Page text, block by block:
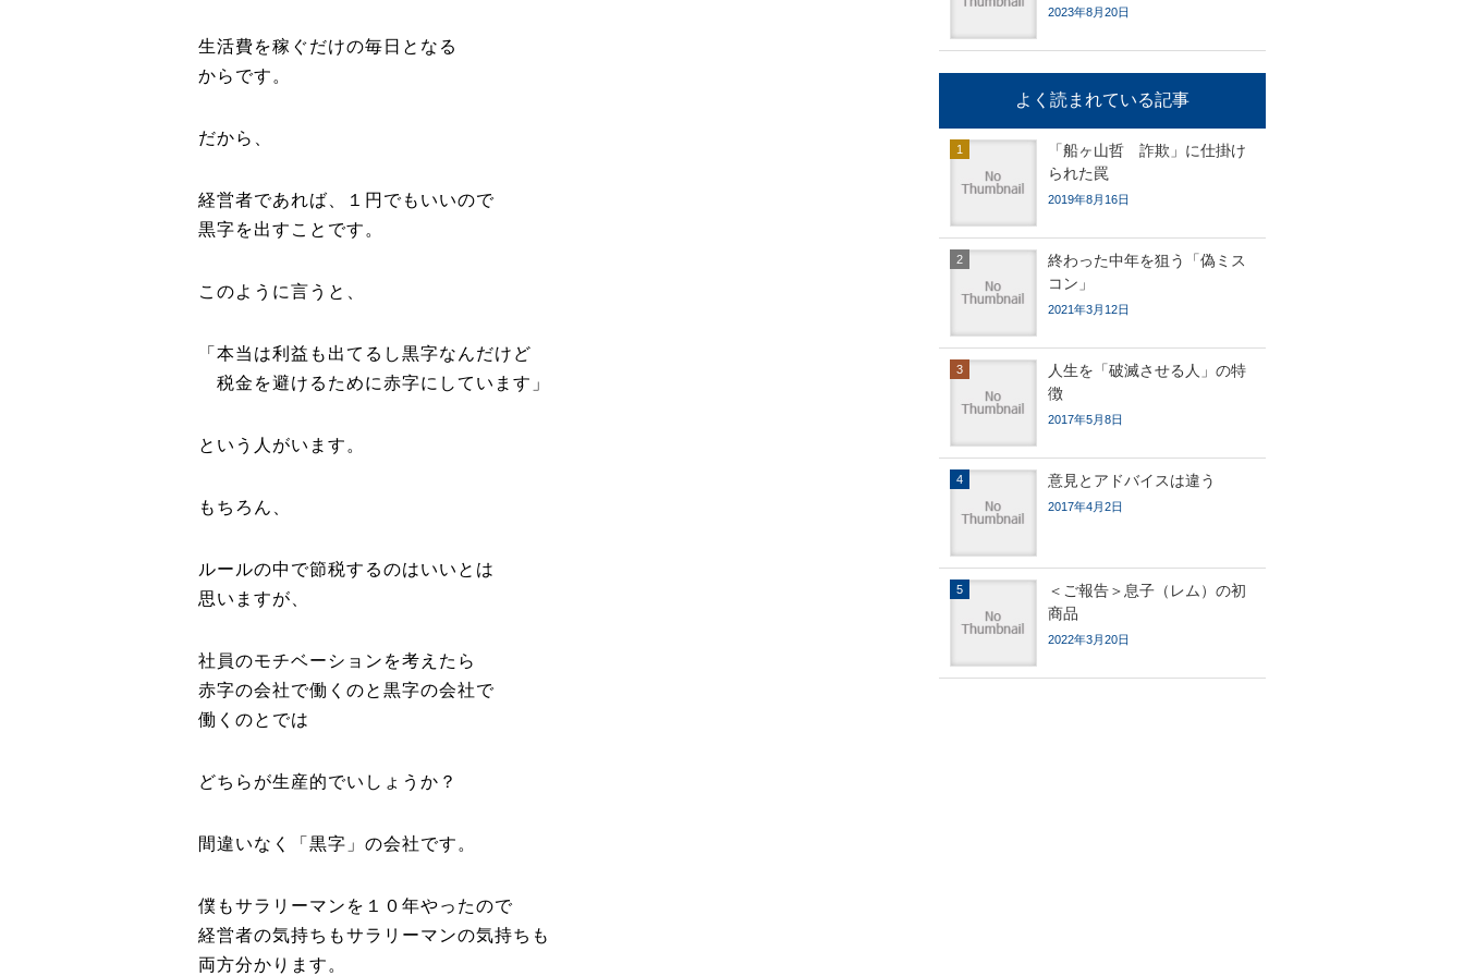
生活費を稼ぐだけの毎日となる
からです。
だから、
経営者であれば、１円でもいいので
黒字を出すことです。
このように言うと、
「本当は利益も出てるし黒字なんだけど
税金を避けるために赤字にしています」
という人がいます。
もちろん、
ルールの中で節税するのはいいとは
思いますが、
社員のモチベーションを考えたら
赤字の会社で働くのと黒字の会社で
働くのとでは
どちらが生産的でいしょうか？
間違いなく「黒字」の会社です。
僕もサラリーマンを１０年やったので
経営者の気持ちもサラリーマンの気持ちも
両方分かります。
2023年8月20日
よく読まれている記事
「船ヶ山哲 詐欺」に仕掛け
られた罠
2019年8月16日
終わった中年を狙う「偽ミス
コン」
2021年3月12日
人生を「破滅させる人」の特
徴
2017年5月8日
意見とアドバイスは違う
2017年4月2日
＜ご報告＞息子（レム）の初
商品
2022年3月20日